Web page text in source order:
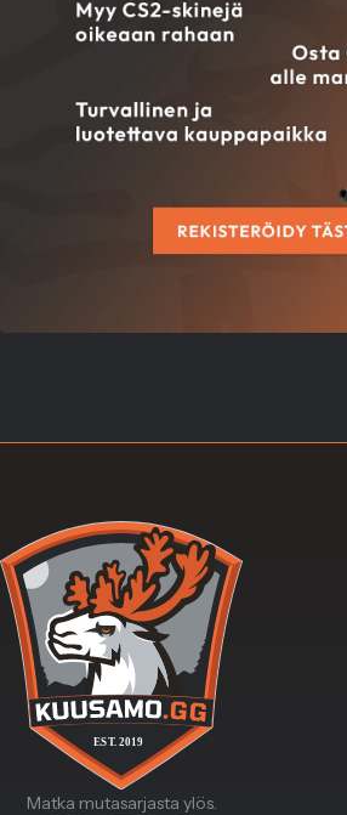
Matka mutasarjasta ylös.